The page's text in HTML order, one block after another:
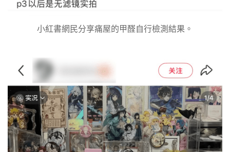
小紅書網民分享痛屋的甲醛自行檢測結果。